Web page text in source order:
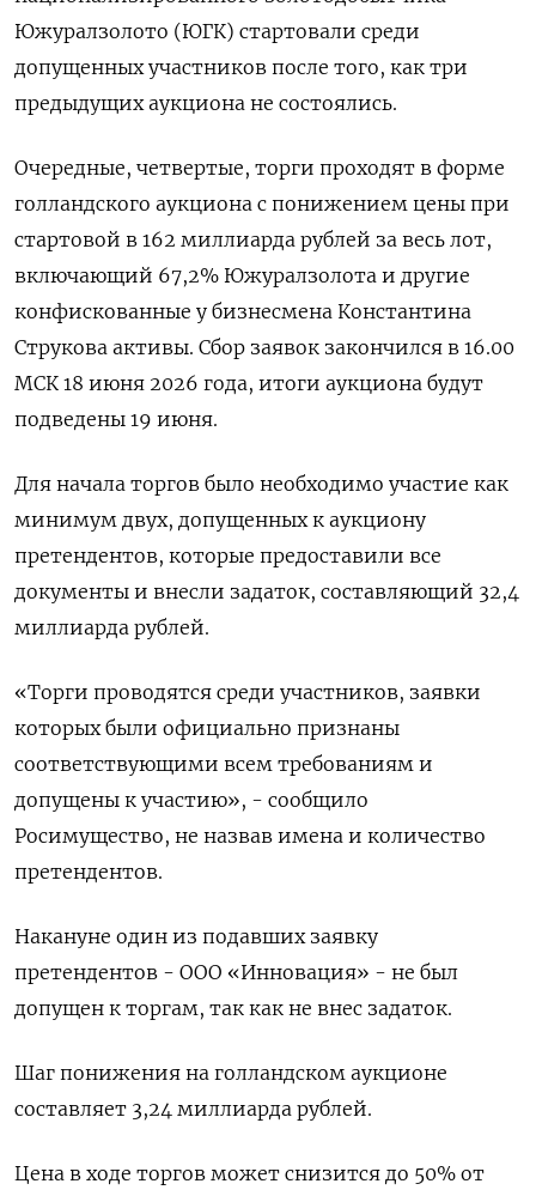
Южуралзолото (ЮГК) стартовали среди
допущенных участников после того, как три
предыдущих аукциона ‌не состоялись.
Очередные, четвертые, торги проходят в форме
голландского аукциона с понижением цены при
стартовой в 162 миллиарда рублей за весь лот, ​
включающий 67,2% Южуралзолота ​и другие
конфискованные ​у бизнесмена Константина
⁠Струкова активы. Сбор заявок закончился в ‌16.00
МСК 18 июня 2026 ‌года, итоги аукциона будут
подведены 19 июня.
Для начала торгов было необходимо ​участие как
минимум двух, допущенных к аукциону
претендентов, ‌которые предоставили все
документы и внесли задаток, составляющий 32,4
миллиарда ​рублей.
«Торги проводятся среди участников, заявки
которых были официально признаны
‌соответствующими всем требованиям и
допущены к участию», - сообщило
Росимущество, не назвав имена и количество
претендентов.
Накануне один из ​подавших заявку
претендентов - ​ООО «Инновация» - не ‌был
допущен к торгам, так как не внес задаток.
Шаг ​понижения на голландском аукционе
составляет 3,24 миллиарда рублей.
Цена в ходе торгов может снизится до 50% от